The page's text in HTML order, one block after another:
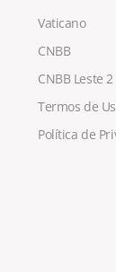
Vaticano
CNBB
CNBB Leste 2
Termos de
Política de